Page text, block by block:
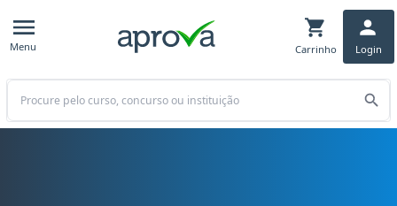
Menu Carrinho Login
Buscar